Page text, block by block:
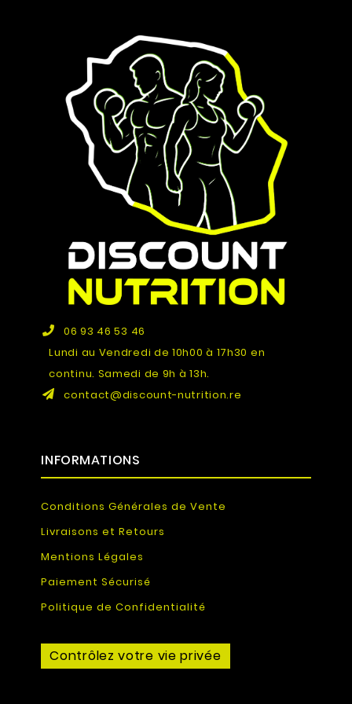
06 93 46 53 46
Lundi au Vendredi de 10h00 à 17h30 en
continu. Samedi de 9h à 13h.
contact@discount-nutrition.re
INFORMATIONS
Conditions Générales de Vente
Livraisons et Retours
Mentions Légales
Paiement Sécurisé
Politique de Confidentialité
Contrôlez votre vie privée